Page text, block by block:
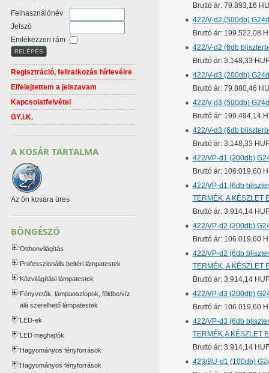
Bruttó ár: 79.893,16
422/V-d2 (500db)
Bruttó ár: 199.522,08
422/V-d2 (6db
Bruttó ár: 3.148,33 HUF
422/V-d3 (200db)
Bruttó ár: 79.880,46
422/V-d3 (500db)
Bruttó ár: 199.494,14
422/V-d3 (6db
Bruttó ár: 3.148,33 HUF
422/VP-d1 (200db)
Bruttó ár: 106.019,60
422/VP-d1 (6db
TERMÉK, A KÉSZLET
Bruttó ár: 3.914,14 HUF
422/VP-d2 (200db)
Bruttó ár: 106.019,60
422/VP-d2 (6db
TERMÉK, A KÉSZLET
Bruttó ár: 3.914,14 HUF
422/VP-d3 (200db)
Bruttó ár: 106.019,60
422/VP-d3 (6db
TERMÉK,A KÉSZLET
Bruttó ár: 3.914,14 HUF
423/BU-d1 (100db)
Felhasználónév
Jelszó
Emlékezzen rám
Regisztráció, feliratkozás hírlevélre
Elfelejtettem a jelszavam
Kapcsolatfelvétel
GY.I.K.
A KOSÁR TARTALMA
Az ön kosara üres
BÖNGÉSZŐ
Otthonvilágítás
Professzionális beltéri lámpatestek
Közvilágítási lámpatestek
Fényvetők, lámpaoszlopok, földbe/víz
alá szerelhető lámpatestek
LED-ek
LED meghajtók
Hagyományos fényforrások
Hagyományos fényforrások